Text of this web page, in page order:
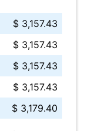
$ 3,157.43
$ 3,157.43
$ 3,157.43
$ 3,157.43
$ 3,179.40